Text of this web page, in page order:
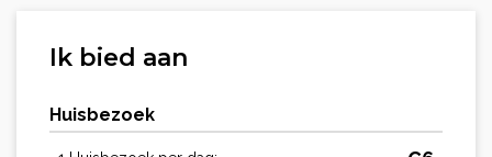
Ik bied aan
Huisbezoek